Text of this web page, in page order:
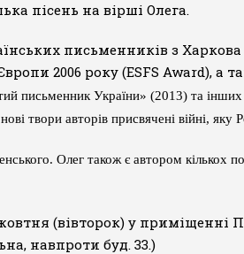
пісень на вірші Олега.
письменників з
2006 року (ESFS Award), а
письменник України» (2013) та
твори авторів присвячені війні, яку
Олег також є автором кількох
(вівторок) у приміщенні
навпроти буд. 33.)